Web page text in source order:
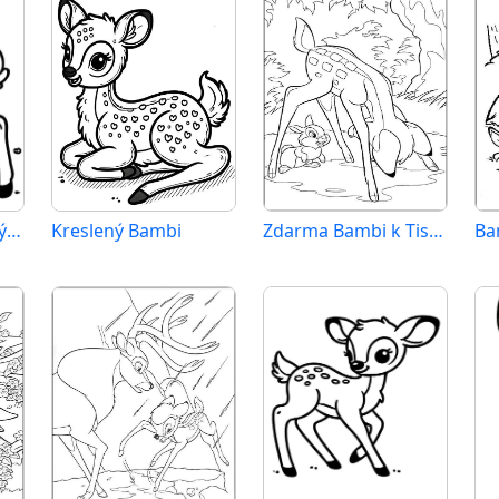
Zdarma Tisknutelný Bambi Kreslený Bambi Zdarma Bambi k Tisku pro Děti